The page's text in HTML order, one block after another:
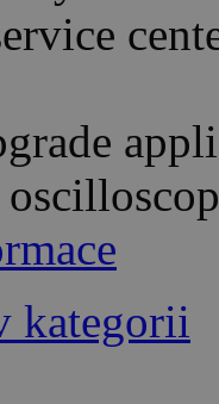
kategorii